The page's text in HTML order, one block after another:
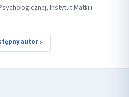
Instytut Matki i
autor